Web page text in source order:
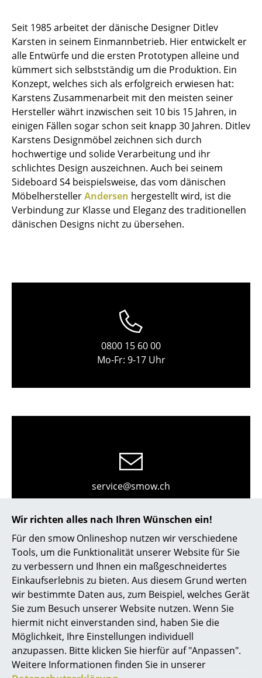
Wir richten alles nach Ihren Wünschen ein!
Für den smow Onlineshop nutzen wir verschiedene
Tools, um die Funktionalität unserer Website für Sie
zu verbessern und Ihnen ein maßgeschneidertes
Einkaufserlebnis zu bieten. Aus diesem Grund werten
wir bestimmte Daten aus, zum Beispiel, welches Gerät
Sie zum Besuch unserer Website nutzen. Wenn Sie
hiermit nicht einverstanden sind, haben Sie die
Möglichkeit, Ihre Einstellungen individuell
anzupassen. Bitte klicken Sie hierfür auf "Anpassen".
Weitere Informationen finden Sie in unserer
Sekretäre & PC-Tische
Konferenztische
Stehtische & Stehpulte
Kindertische
Gartentische
Servierwagen
Einzelteile
... alle Tische
Aufbewahren
Wandregale
Sideboards & Kommoden
Beistell- & Rollcontainer
... alle Aufbewahrungsmöbel
Licht
Hängeleuchten & Deckenleuchten
Tischleuchten
Schreibtischleuchten
Stehleuchten & Leseleuchten
Bodenleuchten
Wandleuchten
Outdoor-Leuchten
Seit 1985 arbeitet der dänische Designer Ditlev
Karsten in seinem Einmannbetrieb. Hier entwickelt er
alle Entwürfe und die ersten Prototypen alleine und
kümmert sich selbstständig um die Produktion. Ein
Konzept, welches sich als erfolgreich erwiesen hat:
Karstens Zusammenarbeit mit den meisten seiner
Hersteller währt inzwischen seit 10 bis 15 Jahren, in
einigen Fällen sogar schon seit knapp 30 Jahren. Ditlev
Karstens Designmöbel zeichnen sich durch
hochwertige und solide Verarbeitung und ihr
schlichtes Design auszeichnen. Auch bei seinem
Sideboard S4 beispielsweise, das vom dänischen
MöbelherstellerAndersen hergestellt wird, ist die
Verbindung zur Klasse und Eleganz des traditionellen
dänischen Designs nicht zu übersehen.
0800 15 60 00
Mo-Fr: 9-17 Uhr
service@smow.ch
Store vor Ort kontaktieren